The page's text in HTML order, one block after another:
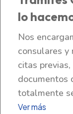
lo
Nos
consulares y
citas
documentos
totalmente
Ver más